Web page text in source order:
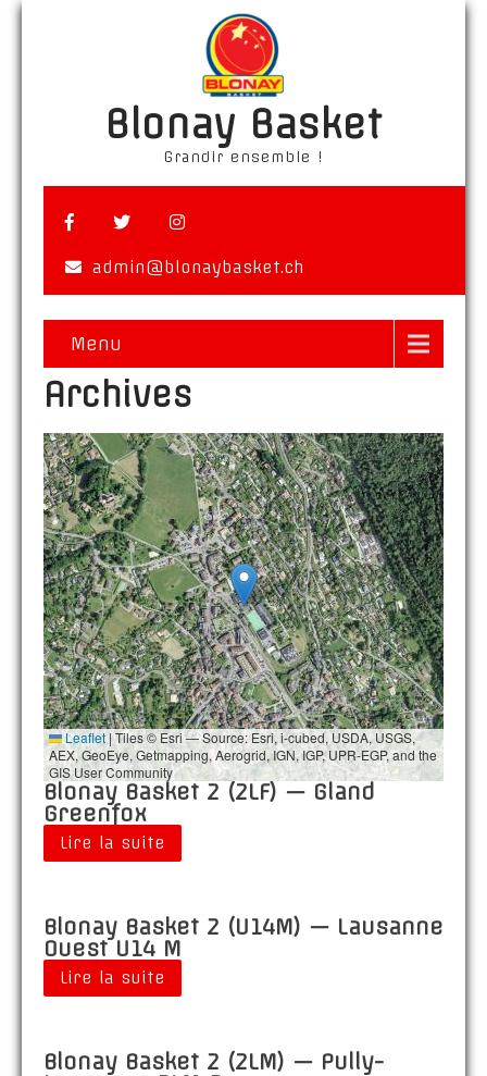
Blonay Basket
Grandir ensemble !
admin@blonaybasket.ch
Menu
Archives
Leaflet |Tiles © Esri — Source: Esri, i-cubed, USDA, USGS,
AEX, GeoEye, Getmapping, Aerogrid, IGN, IGP, UPR-EGP, and the
GIS User Community
Blonay Basket 2 (2LF) — Gland
Greenfox
Lire la suite
Blonay Basket 2 (U14M) — Lausanne
Ouest U14 M
Lire la suite
Blonay Basket 2 (2LM) — Pully-